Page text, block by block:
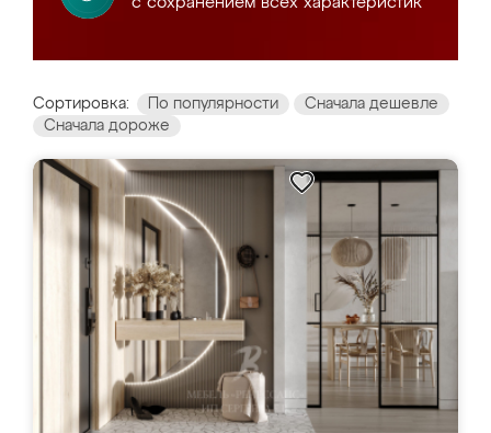
Сортировка: По популярности
Сначала дешевле
Сначала дороже